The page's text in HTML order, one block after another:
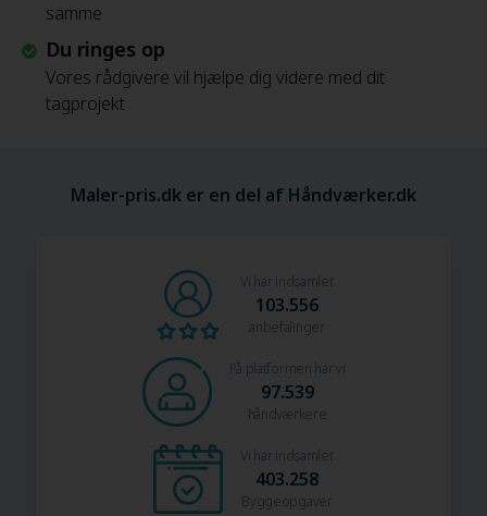
samme
Du ringes op
Vores rådgivere vil hjælpe dig videre med dit
tagprojekt
Maler-pris.dk er en del af Håndværker.dk
Vi har indsamlet
103.556
anbefalinger
På platformen har vi
97.539
håndværkere
Vi har indsamlet
403.258
Byggeopgaver